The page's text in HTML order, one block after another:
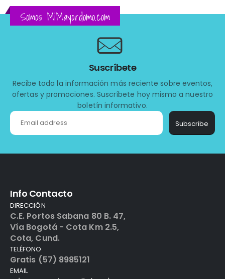
Somos MiMayordomo.com
Suscríbete
Recibe toda la información más reciente sobre eventos,
ofertas y promociones. Suscríbete hoy mismo a nuestro
boletín informativo.
Subscribe
Info Contacto
DIRECCIÓN
C.E. Portos Sabana 80 B. 47,
Vía Bogotá - Cota Km 2.5,
Cota, Cund.
TELÉFONO
Gratis (57) 8985121
EMAIL